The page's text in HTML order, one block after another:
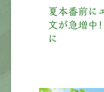
格者
営業時間
夏本番前に
文が急増中
に